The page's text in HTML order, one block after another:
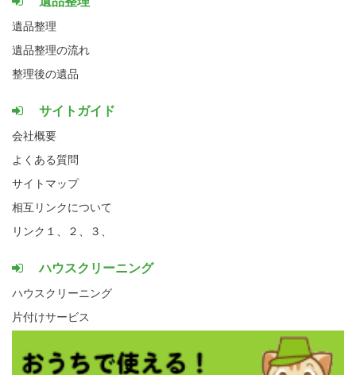
遺品整理
遺品整理の流れ
整理後の遺品
サイトガイド
会社概要
よくある質問
サイトマップ
相互リンクについて
リンク１、
２、 ３、
ハウスクリーニング
ハウスクリーニング
片付けサービス